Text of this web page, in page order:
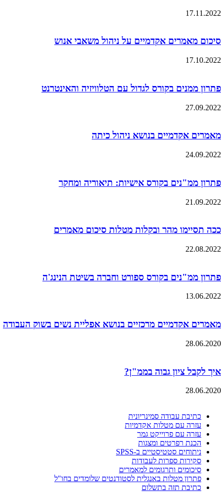
17.11.2022
סיכום מאמרים אקדמיים על ניהול משאבי אנוש
17.10.2022
פתרון ממנים בקורס לגדול עם הטלוויזיה והאינטרנט
27.09.2022
מאמרים אקדמיים בנושא ניהול כיתה
24.09.2022
פתרון ממ"נים בקורס אישיות: תיאוריה ומחקר
21.09.2022
ככה תסיימו מהר ובקלות מטלות סיכום מאמרים
22.08.2022
פתרון ממ"נים בקורס ספורט וחברה בשיטת הנינג'ה
13.06.2022
מאמרים אקדמיים מרכזיים בנושא אפליית נשים בשוק העבודה
28.06.2020
איך לקבל ציון גבוה בממ"ן?
28.06.2020
כתיבת עבודה סמינריונית
עזרה עם מטלות אקדמיות
עזרה עם פרוייקט גמר
הכנת רפרטים ומצגות
ניתוחים סטטיסטיים ב-SPSS
סקירות ספרות לעבודות
סיכומים ותרגומים למאמרים
פתרון מטלות באנגלית לסטודנטים שלומדים בחו"ל
כתיבת תזה בתשלום